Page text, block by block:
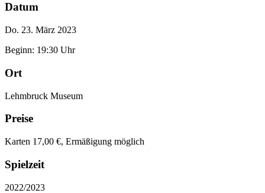
Datum
Do. 23. März 2023
Beginn: 19:30 Uhr
Ort
Lehmbruck Museum
Preise
Karten 17,00 €, Ermäßigung möglich
Spielzeit
2022/2023